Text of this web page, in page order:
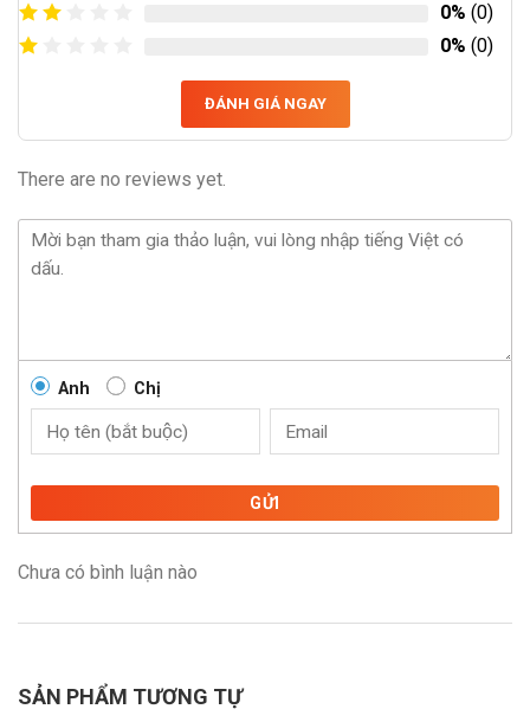
0% (0)
0% (0)
ĐÁNH GIÁ NGAY
There are no reviews yet.
Anh Chị
GỬI
Chưa có bình luận nào
SẢN PHẨM TƯƠNG TỰ